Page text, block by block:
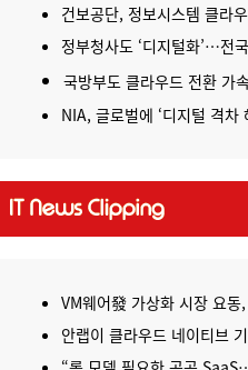
건보공단, 정보시스템클라
정부청사도 ‘디지털화’…전
국방부도 클라우드 전환 가
NIA, 글로벌에 ‘디지털 격차
VM웨어發 가상화 시장 요
안랩이클라우드 네이티브